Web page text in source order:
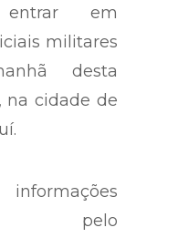
em
militares
desta
na cidade de
pelo